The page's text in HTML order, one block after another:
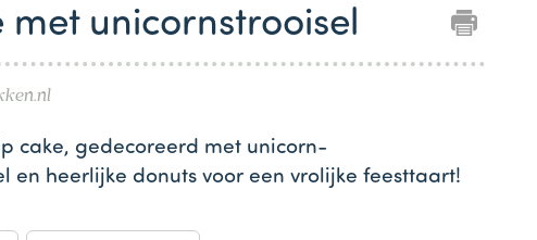
met unicornstrooisel
cake, gedecoreerd met unicorn-
en heerlijke donuts voor een vrolijke feesttaart!